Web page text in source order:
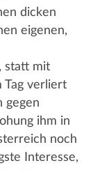
dicken
eigenen,
statt mit
Tag verliert
gegen
ihm in
noch
Interesse,